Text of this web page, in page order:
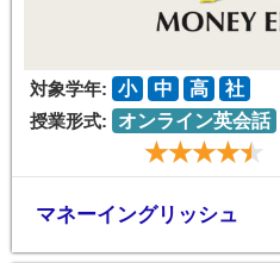
対象学年: 小 中 高
社
授業形式:
オンライン英会話
マネーイングリッシュ